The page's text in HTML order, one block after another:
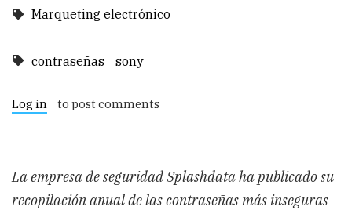
Marqueting electrónico
contraseñas sony
Log in to post comments
La empresa de seguridad Splashdata ha publicado su
recopilación anual de las contraseñas más inseguras